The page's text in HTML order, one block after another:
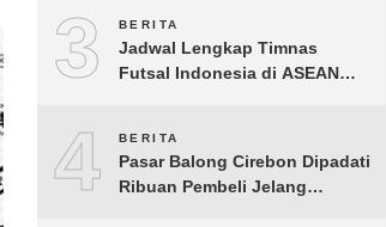
3 BERITA
Jadwal Lengkap Timnas
Futsal Indonesia di ASEAN
4 BERITA
Pasar Balong Cirebon Dipadati
Ribuan Pembeli Jelang